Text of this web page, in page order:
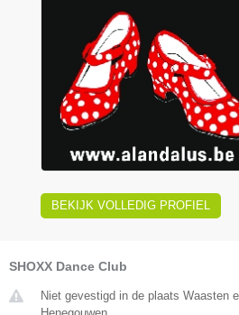
BEKIJK VOLLEDIG PROFIEL
SHOXX Dance Club
Niet gevestigd in de plaats Waasten